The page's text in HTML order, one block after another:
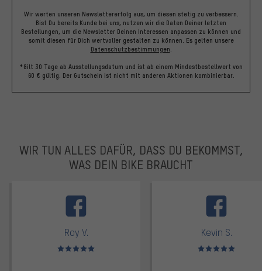
Wir werten unseren Newslettererfolg aus, um diesen stetig zu verbessern.
Bist Du bereits Kunde bei uns, nutzen wir die Daten Deiner letzten
Bestellungen, um die Newsletter Deinen Interessen anpassen zu können und
somit diesen für Dich wertvoller gestalten zu können. Es gelten unsere
Datenschutzbestimmungen
*Gilt 30 Tage ab Ausstellungsdatum und ist ab einem Mindestbestellwert von
60 € gültig. Der Gutschein ist nicht mit anderen Aktionen kombinierbar.
WIR TUN ALLES DAFÜR, DASS DU BEKOMMST,
WAS DEIN BIKE BRAUCHT
Roy V.
Bewertungen: 5 von 5
Kevin S.
Bewertungen: 5 von 5